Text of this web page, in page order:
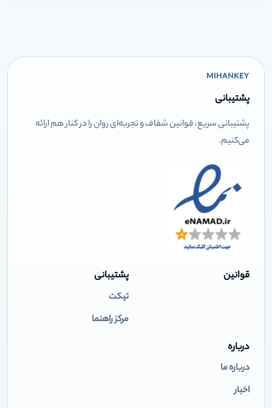
MIHANKEY
پشتیبانی
پشتیبانی سریع، قوانین شفاف و تجربه‌ای روان را در کنار هم ارائه
می‌کنیم.
قوانین پشتیبانی
تیکت
مرکز راهنما
درباره
درباره ما
اخبار